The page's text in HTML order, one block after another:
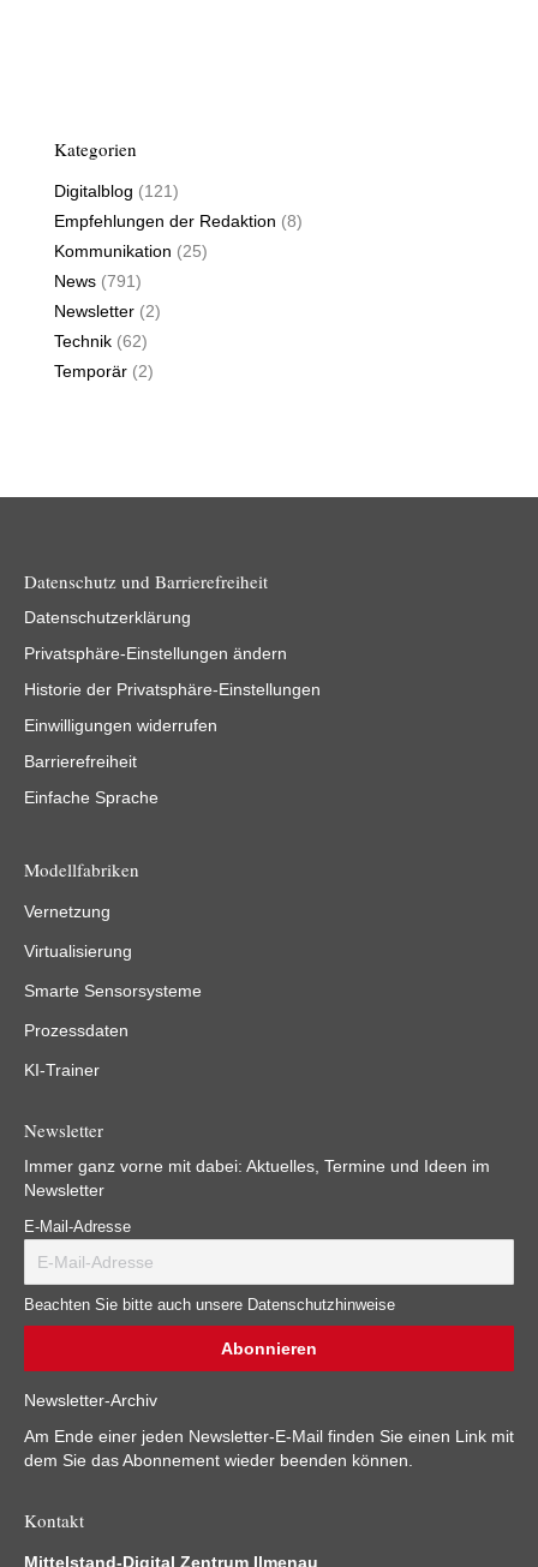
Kategorien
Digitalblog (121)
Empfehlungen der Redaktion (8)
Kommunikation (25)
News (791)
Newsletter (2)
Technik (62)
Temporär (2)
Datenschutz und Barrierefreiheit
Datenschutzerklärung
Privatsphäre-Einstellungen ändern
Historie der Privatsphäre-Einstellungen
Einwilligungen widerrufen
Barrierefreiheit
Einfache Sprache
Modellfabriken
Vernetzung
Virtualisierung
Smarte Sensorsysteme
Prozessdaten
KI-Trainer
Newsletter
Immer ganz vorne mit dabei: Aktuelles, Termine und Ideen im
Newsletter
E-Mail-Adresse
Beachten Sie bitte auch unsere Datenschutzhinweise
Newsletter-Archiv
Am Ende einer jeden Newsletter-E-Mail finden Sie einen Link mit
dem Sie das Abonnement wieder beenden können.
Kontakt
Mittelstand-Digital Zentrum Ilmenau